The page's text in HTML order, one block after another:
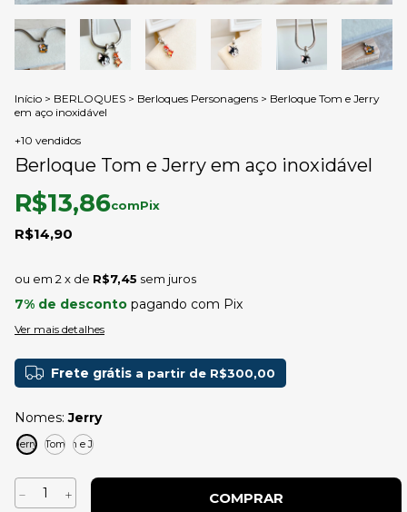
Início > BERLOQUES > Berloques Personagens > Berloque Tom e Jerry
em aço inoxidável
+10 vendidos
Berloque Tom e Jerry em aço inoxidável
R$14,90
R$13,86comPix
2 x de R$7,45 sem juros
7% de desconto pagando com Pix
Ver mais detalhes
Frete grátis a partir de R$300,00
Nomes:Jerry
Jerry TomTom e Jerry